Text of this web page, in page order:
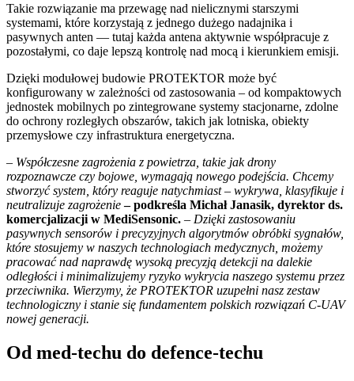
Takie rozwiązanie ma przewagę nad nielicznymi starszymi
systemami, które korzystają z jednego dużego nadajnika i
pasywnych anten — tutaj każda antena aktywnie współpracuje z
pozostałymi, co daje lepszą kontrolę nad mocą i kierunkiem emisji.
Dzięki modułowej budowie PROTEKTOR może być
konfigurowany w zależności od zastosowania – od kompaktowych
jednostek mobilnych po zintegrowane systemy stacjonarne, zdolne
do ochrony rozległych obszarów, takich jak lotniska, obiekty
przemysłowe czy infrastruktura energetyczna.
– Współczesne zagrożenia z powietrza, takie jak drony
rozpoznawcze czy bojowe, wymagają nowego podejścia. Chcemy
stworzyć system, który reaguje natychmiast – wykrywa, klasyfikuje i
neutralizuje zagrożenie– podkreśla Michał Janasik, dyrektor ds.
komercjalizacji w MediSensonic. – Dzięki zastosowaniu
pasywnych sensorów i precyzyjnych algorytmów obróbki sygnałów,
które stosujemy w naszych technologiach medycznych, możemy
pracować nad naprawdę wysoką precyzją detekcji na dalekie
odległości i minimalizujemy ryzyko wykrycia naszego systemu przez
przeciwnika. Wierzymy, że PROTEKTOR uzupełni nasz zestaw
technologiczny i stanie się fundamentem polskich rozwiązań C-UAV
nowej generacji.
Od med-techu do defence-techu